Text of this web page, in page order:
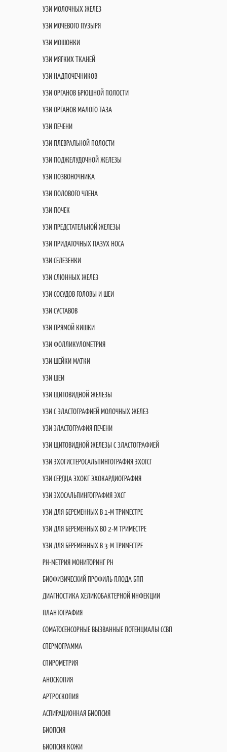
УЗИ МОЛОЧНЫХ ЖЕЛЕЗ
УЗИ МОЧЕВОГО ПУЗЫРЯ
УЗИ МОШОНКИ
УЗИ МЯГКИХ ТКАНЕЙ
УЗИ НАДПОЧЕЧНИКОВ
УЗИ ОРГАНОВ БРЮШНОЙ ПОЛОСТИ
УЗИ ОРГАНОВ МАЛОГО ТАЗА
УЗИ ПЕЧЕНИ
УЗИ ПЛЕВРАЛЬНОЙ ПОЛОСТИ
УЗИ ПОДЖЕЛУДОЧНОЙ ЖЕЛЕЗЫ
УЗИ ПОЗВОНОЧНИКА
УЗИ ПОЛОВОГО ЧЛЕНА
УЗИ ПОЧЕК
УЗИ ПРЕДСТАТЕЛЬНОЙ ЖЕЛЕЗЫ
УЗИ ПРИДАТОЧНЫХ ПАЗУХ НОСА
УЗИ СЕЛЕЗЕНКИ
УЗИ СЛЮННЫХ ЖЕЛЕЗ
УЗИ СОСУДОВ ГОЛОВЫ И ШЕИ
УЗИ СУСТАВОВ
УЗИ ПРЯМОЙ КИШКИ
УЗИ ФОЛЛИКУЛОМЕТРИЯ
УЗИ ШЕЙКИ МАТКИ
УЗИ ШЕИ
УЗИ ЩИТОВИДНОЙ ЖЕЛЕЗЫ
УЗИ С ЭЛАСТОГРАФИЕЙ МОЛОЧНЫХ ЖЕЛЕЗ
УЗИ ЭЛАСТОГРАФИЯ ПЕЧЕНИ
УЗИ ЩИТОВИДНОЙ ЖЕЛЕЗЫ С ЭЛАСТОГРАФИЕЙ
УЗИ ЭХОГИСТЕРОСАЛЬПИНГОГРАФИЯ ЭХОГСГ
УЗИ СЕРДЦА ЭХОКГ ЭХОКАРДИОГРАФИЯ
УЗИ ЭХОСАЛЬПИНГОГРАФИЯ ЭХСГ
УЗИ ДЛЯ БЕРЕМЕННЫХ В 1-М ТРИМЕСТРЕ
УЗИ ДЛЯ БЕРЕМЕННЫХ ВО 2-М ТРИМЕСТРЕ
УЗИ ДЛЯ БЕРЕМЕННЫХ В 3-М ТРИМЕСТРЕ
PH-МЕТРИЯ МОНИТОРИНГ PH
БИОФИЗИЧЕСКИЙ ПРОФИЛЬ ПЛОДА БПП
ДИАГНОСТИКА ХЕЛИКОБАКТЕРНОЙ ИНФЕКЦИИ
ПЛАНТОГРАФИЯ
СОМАТОСЕНСОРНЫЕ ВЫЗВАННЫЕ ПОТЕНЦИАЛЫ ССВП
СПЕРМОГРАММА
СПИРОМЕТРИЯ
АНОСКОПИЯ
АРТРОСКОПИЯ
АСПИРАЦИОННАЯ БИОПСИЯ
БИОПСИЯ
БИОПСИЯ КОЖИ